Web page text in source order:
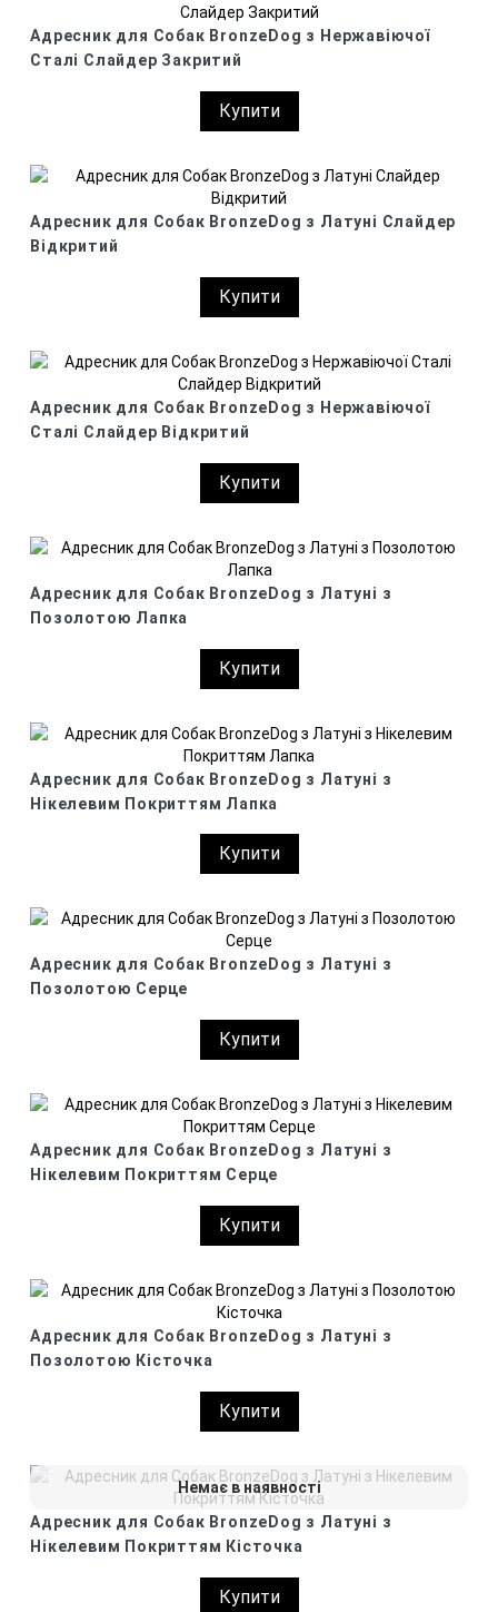
Адресник для Собак BronzeDog з Нержавіючої
Сталі Слайдер Закритий
Купити
Адресник для Собак BronzeDog з Латуні Слайдер
Відкритий
Купити
Адресник для Собак BronzeDog з Нержавіючої
Сталі Слайдер Відкритий
Купити
Адресник для Собак BronzeDog з Латуні з
Позолотою Лапка
Купити
Адресник для Собак BronzeDog з Латуні з
Нікелевим Покриттям Лапка
Купити
Адресник для Собак BronzeDog з Латуні з
Позолотою Серце
Купити
Адресник для Собак BronzeDog з Латуні з
Нікелевим Покриттям Серце
Купити
Адресник для Собак BronzeDog з Латуні з
Позолотою Кісточка
Купити
Немає в наявності
Адресник для Собак BronzeDog з Латуні з
Нікелевим Покриттям Кісточка
Купити